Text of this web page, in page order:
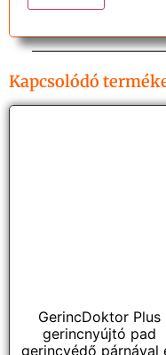
Kapcsolódó
GerincDoktor Plus
gerincnyújtó pad
gerincvédő párnával